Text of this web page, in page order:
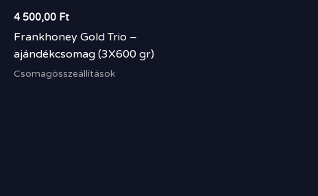
4 500,00 Ft
Frankhoney Gold Trio –
ajándékcsomag (3X600 gr)
Csomagösszeállítások